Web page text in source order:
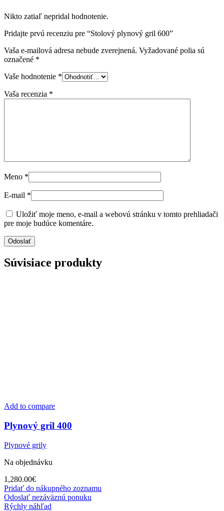
Nikto zatiaľ nepridal hodnotenie.
Pridajte prvú recenziu pre “Stolový plynový gril 600”
Vaša e-mailová adresa nebude zverejnená. Vyžadované polia sú
označené *
Vaše hodnotenie *
Vaša recenzia *
Meno *
E-mail *
Uložiť moje meno, e-mail a webovú stránku v tomto prehliadači
pre moje budúce komentáre.
Súvisiace produkty
Add to compare
Plynový gril 400
Plynové grily
Na objednávku
1,280.00€
Pridať do nákupného zoznamu
Odoslať nezáväznú ponuku
Rýchly náhľad